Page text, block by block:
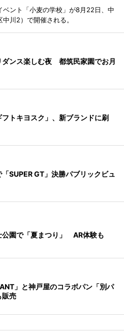
ント「小麦の学校」が8月22日、中
川2）で開催される。
ダンス楽しむ夜 都筑民家園でお月
トキヨスク」、新ブランドに刷
SUPER GT」決勝パブリックビュ
公園で「夏まつり」 AR体験も
」と神戸屋のコラボパン「別パ
売